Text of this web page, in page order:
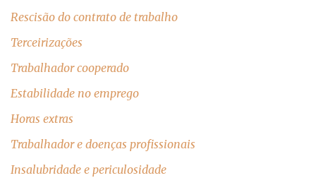
Rescisão do contrato de trabalho
Terceirizações
Trabalhador cooperado
Estabilidade no emprego
Horas extras
Trabalhador e doenças profissionais
Insalubridade e periculosidade